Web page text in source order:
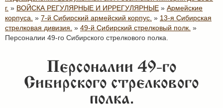
г. » ВОЙСКА РЕГУЛЯРНЫЕ И ИРРЕГУЛЯРНЫЕ » Армейские
корпуса. » 7-й Сибирский армейский корпус. » 13-я Сибирская
стрелковая дивизия. » 49-й Сибирский стрелковый полк. »
Персоналии 49-го Сибирского стрелкового полка.
Персоналии 49-го
Сибирского стрелкового
полка.